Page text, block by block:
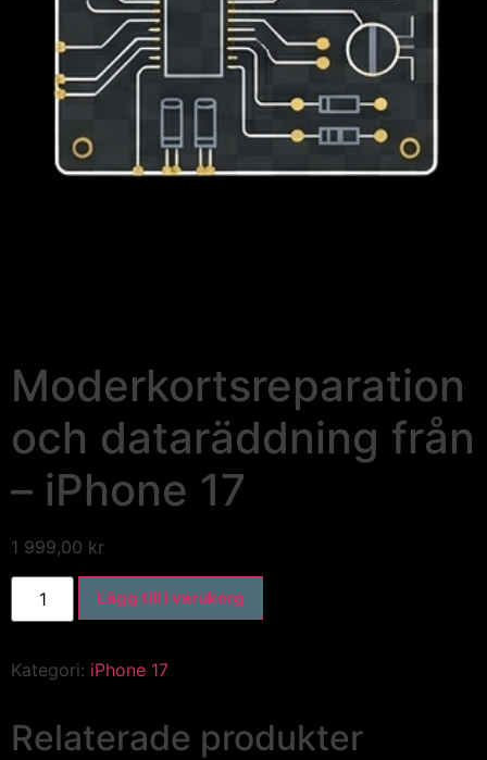
Moderkortsreparation
och dataräddning från
– iPhone 17
1 999,00 kr
Lägg till i varukorg
Kategori: iPhone 17
Relaterade produkter